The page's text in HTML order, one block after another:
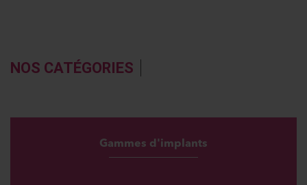
NOS CATÉGORIES
Gammes d'implants